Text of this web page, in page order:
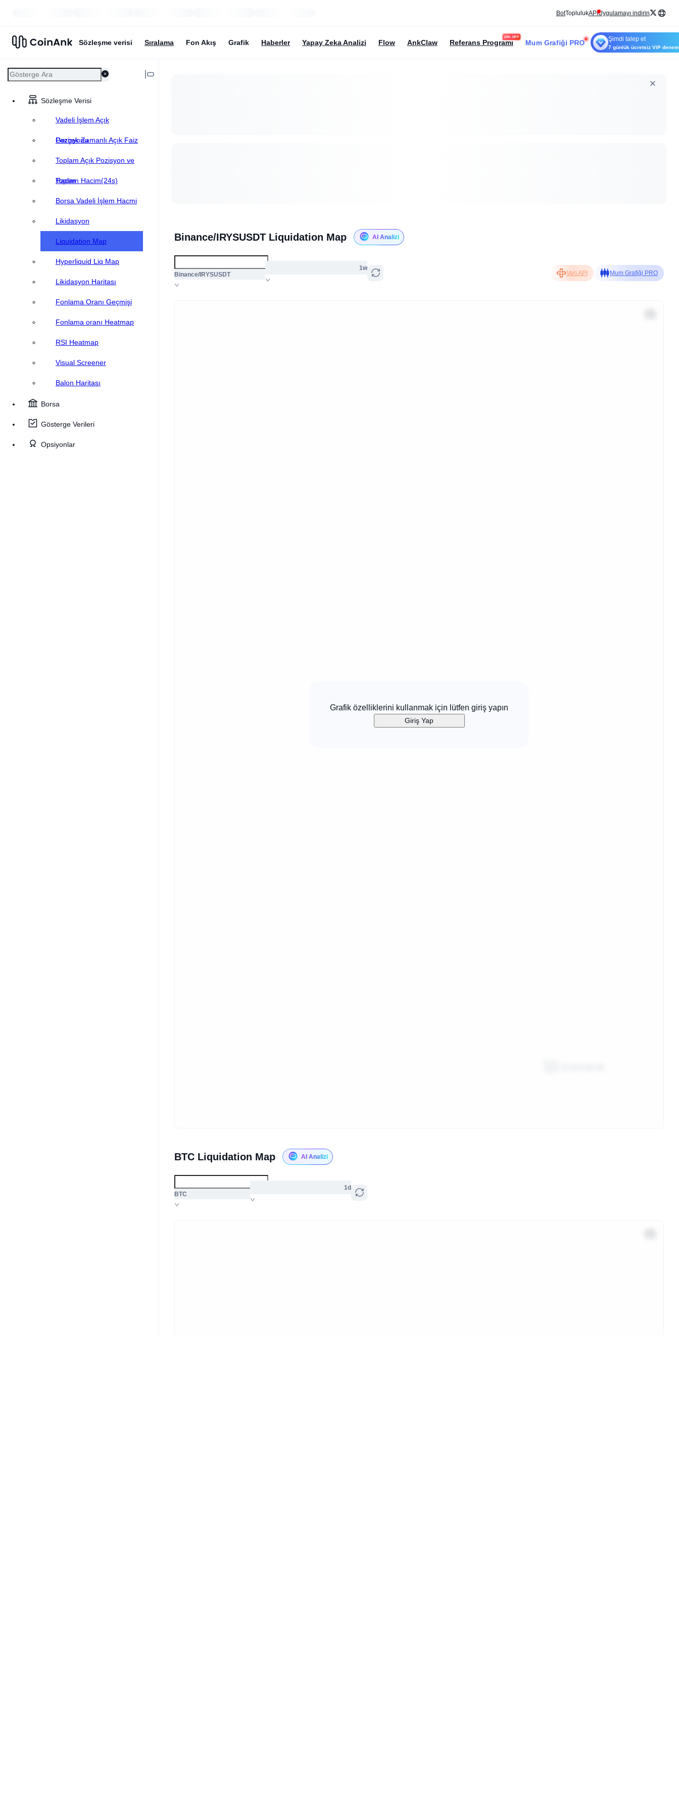
BotToplulukAPIUygulamayı indirin
Sözleşme verisi Sıralama Fon Akış Grafik Haberler Yapay Zeka Analizi Flow AnkClaw Referans Programı
20% OFF
Mum Grafiği PRO Şimdi talep et
7 günlük ücretsiz VIP
Sözleşme Verisi
Vadeli İşlem Açık
Pozisyonu
Gerçek Zamanlı Açık Faiz
Toplam Açık Pozisyon ve
Hacim
Toplam Hacim(24s)
Borsa Vadeli İşlem Hacmi
Likidasyon
Liquidation Map
Hyperliquid Liq Map
Likidasyon Haritası
Fonlama Oranı Geçmişi
Fonlama oranı Heatmap
RSI Heatmap
Visual Screener
Balon Haritası
Borsa
Gösterge Verileri
Opsiyonlar
Binance/IRYSUSDT Liquidation Map AI Analizi
Binance/IRYSUSDT
1w
Veri API Mum Grafiği PRO
Grafik özelliklerini kullanmak için lütfen giriş yapın
Giriş Yap
BTC Liquidation Map AI Analizi
BTC
1d